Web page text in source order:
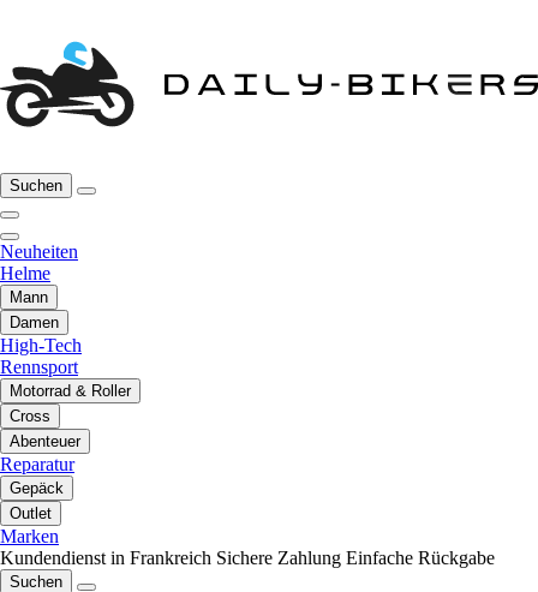
Suchen
Neuheiten
Helme
Mann
Damen
High-Tech
Rennsport
Motorrad & Roller
Cross
Abenteuer
Reparatur
Gepäck
Outlet
Marken
Kundendienst in Frankreich Sichere Zahlung Einfache Rückgabe
Suchen